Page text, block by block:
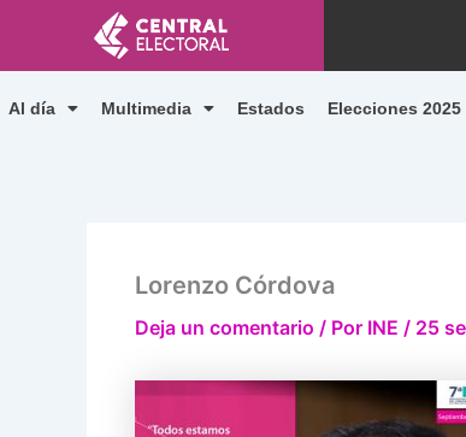
contenido
Al día Multimedia Estados Elecciones 2025
Lorenzo Córdova
Deja un comentario / Por INE / 25